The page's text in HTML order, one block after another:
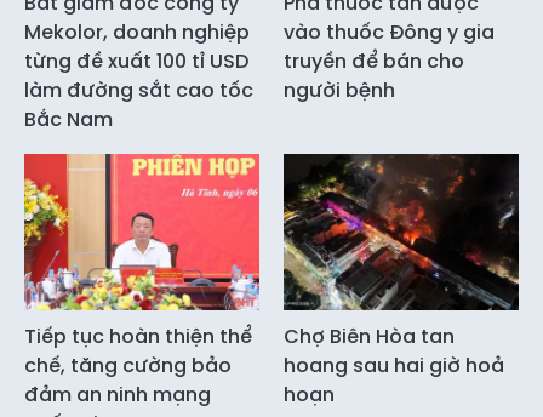
Mekolor, doanh nghiệp
từng đề xuất 100 tỉ USD
làm đường sắt cao tốc
Bắc Nam
vào thuốc Đông y gia
truyền để bán cho
người bệnh
Tiếp tục hoàn thiện thể
chế, tăng cường bảo
đảm an ninh mạng
Chợ Biên Hòa tan
hoang sau hai giờ hoả
hoạn